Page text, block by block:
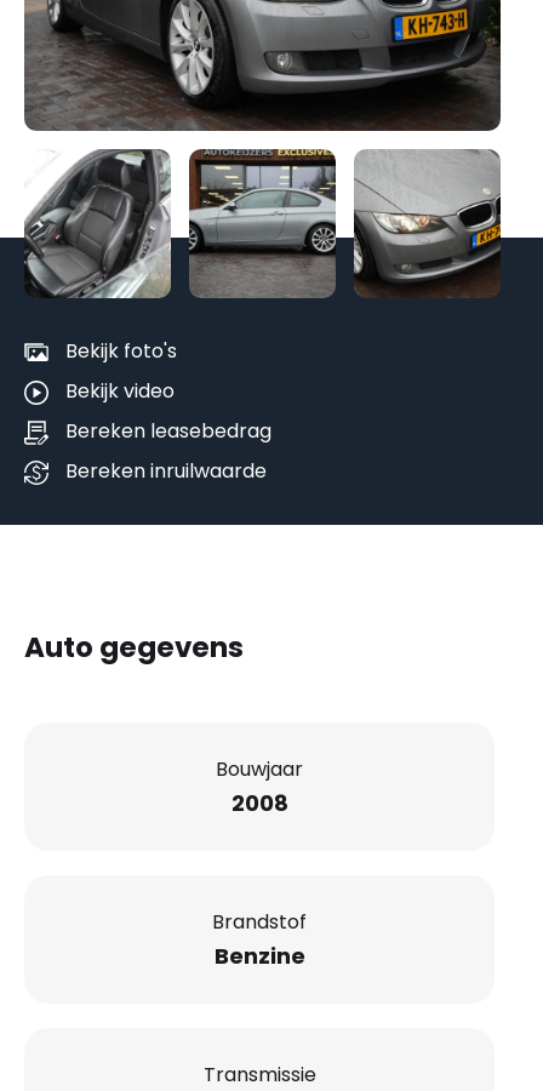
Bekijk foto's
Bekijk video
Bereken leasebedrag
Bereken inruilwaarde
Auto gegevens
Bouwjaar
2008
Brandstof
Benzine
Transmissie